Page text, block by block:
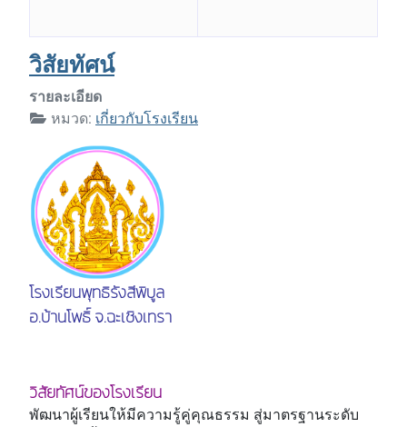
วิสัยทัศน์
รายละเอียด
หมวด: เกี่ยวกับโรงเรียน
โรงเรียนพุทธิรังสีพิบูล
อ.บ้านโพธิ์ จ.ฉะเชิงเทรา
วิสัยทัศน์ของโรงเรียน
พัฒนาผู้เรียนให้มีความรู้คู่คุณธรรม สู่มาตรฐานระดับ